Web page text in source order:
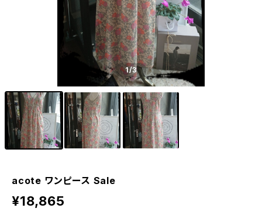
1/3
acote ワンピース Sale
¥18,865